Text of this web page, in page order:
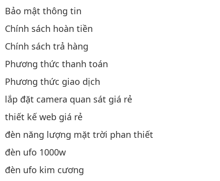
Bảo mật thông tin
Chính sách hoàn tiền
Chính sách trả hàng
Phương thức thanh toán
Phương thức giao dịch
lắp đặt camera quan sát giá rẻ
thiết kế web giá rẻ
đèn năng lượng mặt trời phan thiết
đèn ufo 1000w
đèn ufo kim cương